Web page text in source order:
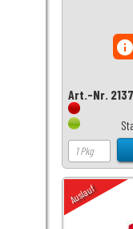
Art.-Nr.
Auslauf